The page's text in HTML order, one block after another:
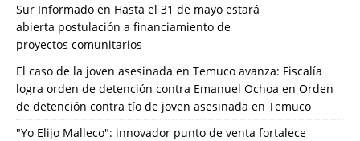
Sur Informado en Hasta el 31 de mayo estará
abierta postulación a financiamiento de
proyectos comunitarios
El caso de la joven asesinada en Temuco avanza: Fiscalía
logra orden de detención contra Emanuel Ochoa en Orden
de detención contra tío de joven asesinada en Temuco
"Yo Elijo Malleco": innovador punto de venta fortalece